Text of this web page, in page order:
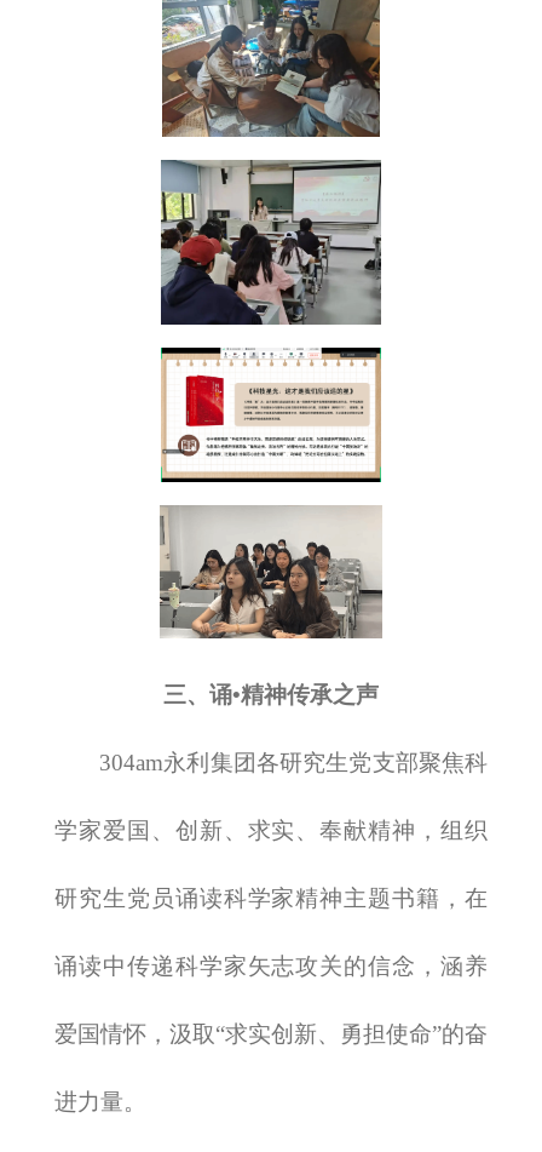
三、 诵•精神传承之声
​304am永利集团各研究生党支部聚焦科
学家爱国、创新、求实、奉献精神，组织
研究生党员诵读科学家精神主题书籍，在
诵读中传递科学家矢志攻关的信念，涵养
爱国情怀，汲取“求实创新、勇担使命”的奋
进力量。